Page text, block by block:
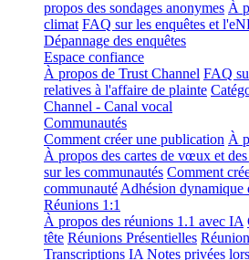
propos des sondages anonymes À
climat FAQ sur les enquêtes et
Dépannage des enquêtes
Espace confiance
À propos de Trust Channel FAQ
relatives à l'affaire de plainte
Channel - Canal vocal
Communautés
Comment créer une publication À
À propos des cartes de vœux et
sur les communautés Comment
communauté Adhésion dynamique
Réunions 1:1
À propos des réunions 1.1 avec IA
tête Réunions Présentielles
Transcriptions IA Notes privées